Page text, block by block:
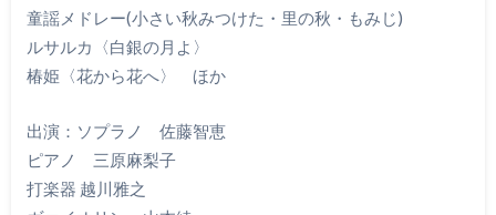
童謡メドレー(小さい秋みつけた・里の秋・もみじ)
ルサルカ〈白銀の月よ〉
椿姫〈花から花へ〉 ほか
出演：ソプラノ 佐藤智恵
ピアノ 三原麻梨子
打楽器 越川雅之